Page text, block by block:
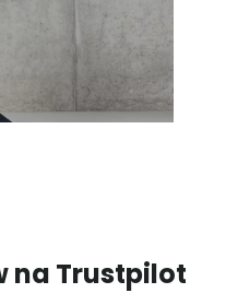
na Trustpilot